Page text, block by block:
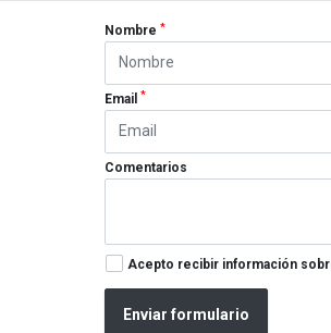
Nombre*
Email*
Comentarios
Acepto recibir información
Enviar formulario